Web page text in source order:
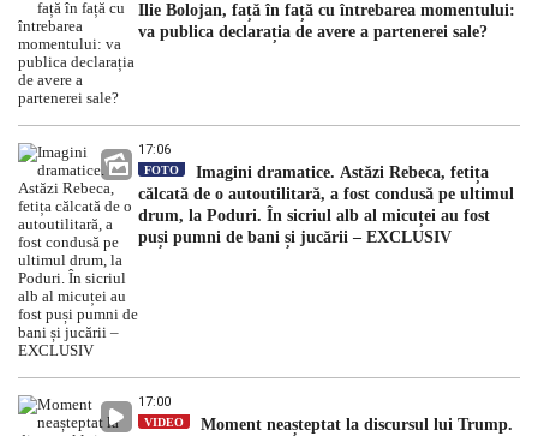
Ilie Bolojan, față în față cu întrebarea momentului:
va publica declarația de avere a partenerei sale?
17:06
FOTO
Imagini dramatice. Astăzi Rebeca, fetița
călcată de o autoutilitară, a fost condusă pe ultimul
drum, la Poduri. În sicriul alb al micuței au fost
puși pumni de bani și jucării – EXCLUSIV
17:00
VIDEO
Moment neașteptat la discursul lui Trump.